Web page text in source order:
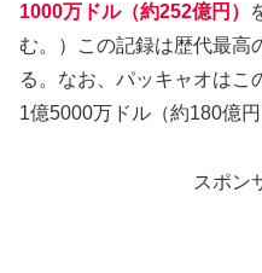
1000万ドル（約252億円）
む。）この記録は歴代最高
る。なお、パッキャオはこ
1億5000万ドル（約180億
スポン